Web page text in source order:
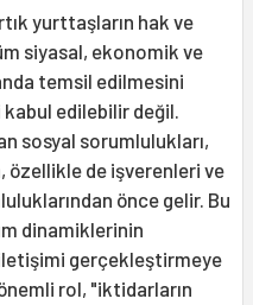
yurttaşların hak ve
siyasal, ekonomik ve
temsil edilme­sini
edilebilir değil.
sosyal sorumlulukları,
de işverenleri ve
önce gelir. Bu
dinamiklerinin
gerçekleştirme­ye
rol, "iktidarların